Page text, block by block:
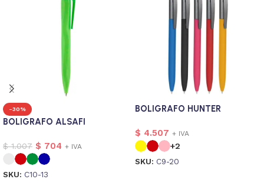
-30%
BOLIGRAFO ALSAFI
$1.007 $ 704 + IVA
SKU: C10-13
BOLIGRAFO HUNTER
$ 4.507 + IVA
+2
SKU: C9-20